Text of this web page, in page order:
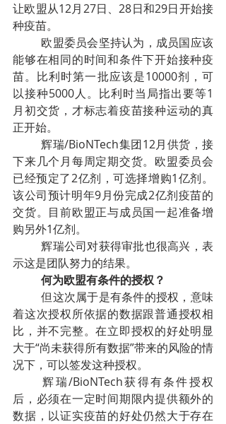
让欧盟从12月27日、28日和29日开始接
种疫苗。
欧盟委员会坚持认为，成员国应该
能够在相同的时间和条件下开始接种疫
苗。比利时第一批应该是10000剂，可
以接种5000人。比利时当局指出要等1
月初交货，才标志着疫苗接种运动的真
正开始。
辉瑞/BioNTech集团12月供货，接
下来几个月每周定期交货。欧盟委员会
已经预定了2亿剂，可选择增购1亿剂。
该公司预计明年9月份完成2亿剂疫苗的
交货。目前欧盟正与成员国一起准备增
购另外1亿剂。
辉瑞公司对获得审批也很高兴，表
示这是团队努力的结果。
何为欧盟有条件的授权？
但这次属于是有条件的授权，意味
着这次授权所依据的数据跟普通授权相
比，并不完整。在立即授权的好处明显
大于“尚未获得所有数据”带来的风险的情
况下，可以签发这种授权。
辉瑞/BioNTech获得有条件授权
后，必须在一定时间期限内提供额外的
数据，以证实疫苗的好处仍然大于存在